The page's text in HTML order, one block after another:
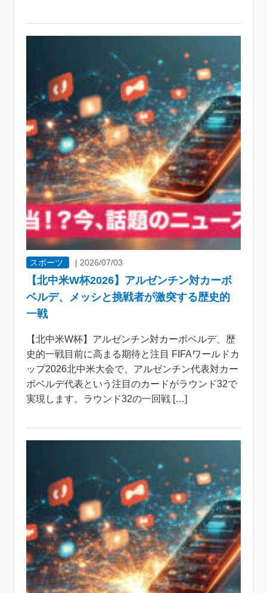
スポーツ | 2026/07/03
【北中米W杯2026】アルゼンチン対カーボ
ベルデ、メッシと挑戦者が激突する歴史的
一戦
【北中米W杯】アルゼンチン対カーボベルデ、歴
史的一戦目前に高まる期待と注目 FIFAワールドカ
ップ2026北中米大会で、アルゼンチン代表対カー
ボベルデ代表という注目のカードがラウンド32で
実現します。ラウンド32の一回戦 […]